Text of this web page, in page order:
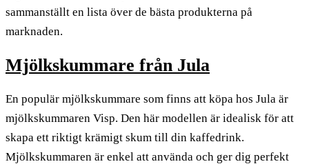
sammanställt en lista över de bästa produkterna på
marknaden.
Mjölkskummare från Jula
En populär mjölkskummare som finns att köpa hos Jula är
mjölkskummaren Visp. Den här modellen är idealisk för att
skapa ett riktigt krämigt skum till din kaffedrink.
Mjölkskummaren är enkel att använda och ger dig perfekt